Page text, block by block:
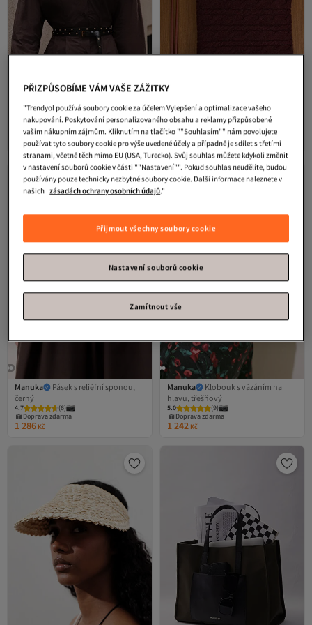
Manuka
Dvojitý proplétaný pásek
s cvočky, černý
(3 )
Nejnižší cena za 30 dní
Doprava zdarma
Nejnižší cena za 30 dní
1 218Kč
Manuka
Pletený šátek do vlasů,
vínová barva
5.0 (5)
Nejnižší cena za 30 dní
Doprava zdarma
Nejnižší cena za 30 dní
1 388 Kč
Manuka
Pásek s reliéfní sponou,
černý
4.7 (6)
Doprava zdarma
1 286 Kč
Manuka
Klobouk s vázáním na
hlavu, třešňový
5.0 (9)
Doprava zdarma
1 242 Kč
PŘIZPŮSOBÍME VÁM VAŠE ZÁŽITKY
"Trendyol používá soubory cookie za účelem Vylepšení a optimalizace vašeho
nakupování. Poskytování personalizovaného obsahu a reklamy přizpůsobené
vašim nákupním zájmům. Kliknutím na tlačítko ""Souhlasím"" nám povolujete
používat tyto soubory cookie pro výše uvedené účely a případně je sdílet s třetími
stranami, včetně těch mimo EU (USA, Turecko). Svůj souhlas můžete kdykoli změnit
v nastavení souborů cookie v části ""Nastavení"". Pokud souhlas neudělíte, budou
používány pouze technicky nezbytné soubory cookie. Další informace naleznete v
našich zásadách ochrany osobních údajů."
Přijmout všechny soubory cookie
Nastavení souborů cookie
Zamítnout vše